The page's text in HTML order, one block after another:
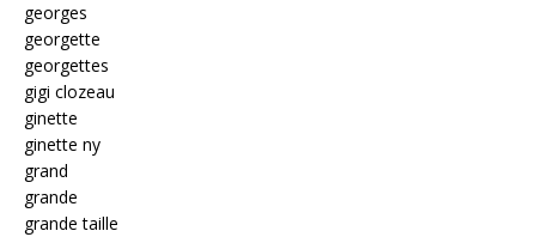
georges
georgette
georgettes
gigi clozeau
ginette
ginette ny
grand
grande
grande taille